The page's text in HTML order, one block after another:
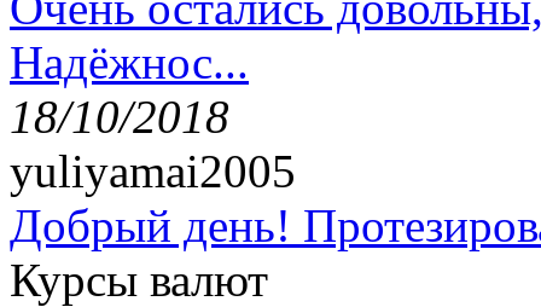
Надёжнос...
18/10/2018
yuliyamai2005
Добрый день!
Курсы валют